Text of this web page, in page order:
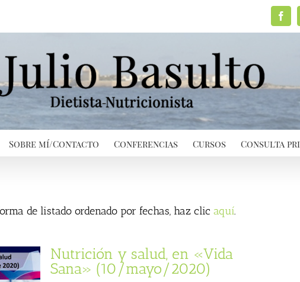
Sobre mí/Contacto Conferencias Cursos Consulta
de listado ordenado por fechas, haz clic aquí.
Nutrición y salud, en «Vida
Sana» (10/mayo/2020)